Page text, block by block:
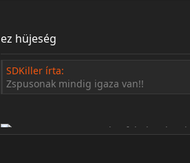
ez hüjeség
SDKiller írta:
Zspusonak mindig igaza van!!